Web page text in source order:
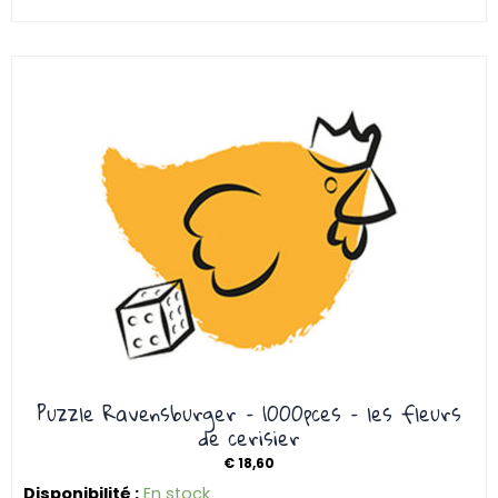
Puzzle Ravensburger – 1000pces – les fleurs
de cerisier
€18,60
Disponibilité : En stock